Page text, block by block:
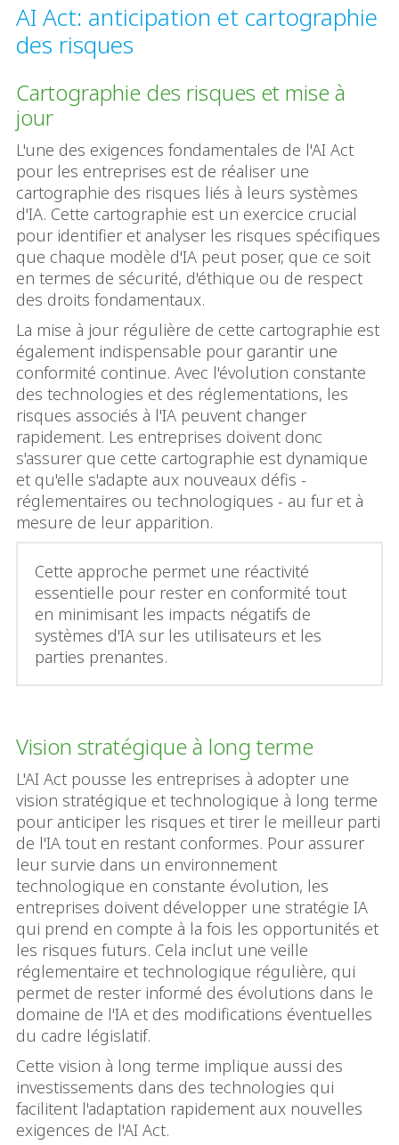
AI Act: anticipation et cartographie
des risques
Cartographie des risques et mise à
jour
L'une des exigences fondamentales de l'AI Act
pour les entreprises est de réaliser une
cartographie des risques liés à leurs systèmes
d'IA. Cette cartographie est un exercice crucial
pour identifier et analyser les risques spécifiques
que chaque modèle d'IA peut poser, que ce soit
en termes de sécurité, d'éthique ou de respect
des droits fondamentaux.
La mise à jour régulière de cette cartographie est
également indispensable pour garantir une
conformité continue. Avec l'évolution constante
des technologies et des réglementations, les
risques associés à l'IA peuvent changer
rapidement. Les entreprises doivent donc
s'assurer que cette cartographie est dynamique
et qu'elle s'adapte aux nouveaux défis -
réglementaires ou technologiques - au fur et à
mesure de leur apparition.
Cette approche permet une réactivité
essentielle pour rester en conformité tout
en minimisant les impacts négatifs de
systèmes d'IA sur les utilisateurs et les
parties prenantes.
Vision stratégique à long terme
L'AI Act pousse les entreprises à adopter une
vision stratégique et technologique à long terme
pour anticiper les risques et tirer le meilleur parti
de l'IA tout en restant conformes. Pour assurer
leur survie dans un environnement
technologique en constante évolution, les
entreprises doivent développer une stratégie IA
qui prend en compte à la fois les opportunités et
les risques futurs. Cela inclut une veille
réglementaire et technologique régulière, qui
permet de rester informé des évolutions dans le
domaine de l'IA et des modifications éventuelles
du cadre législatif.
Cette vision à long terme implique aussi des
investissements dans des technologies qui
facilitent l'adaptation rapidement aux nouvelles
exigences de l'AI Act.